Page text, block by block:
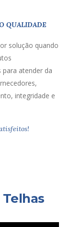
QUALIDADE
solução quando
atender da
integridade e